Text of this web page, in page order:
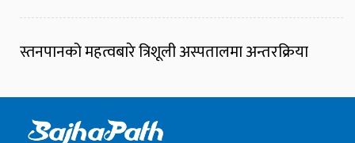
स्तनपानको महत्वबारे त्रिशूली अस्पतालमा अन्तरक्रिया